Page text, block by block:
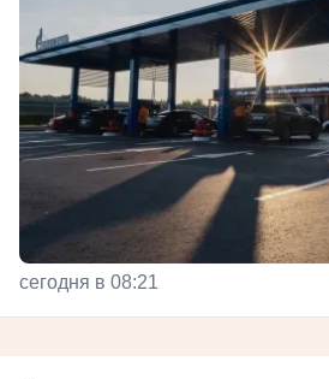
сегодня в 08:21